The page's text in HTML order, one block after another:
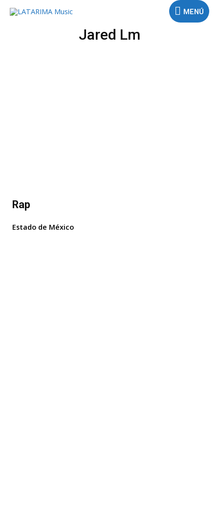
MENÚ
Jared Lm
Rap
Estado de México